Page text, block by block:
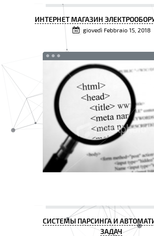
ИНТЕРНЕТ МАГАЗИН
giovedì Febbraio 15, 2018
СИСТЕМЫ ПАРСИНГА И
ЗАДАЧ